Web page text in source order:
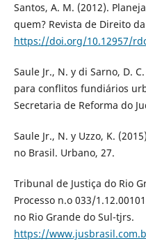
Santos, A. M. (2012).
quem? Revista de Direito
https://doi.org/10.12957/
Saule Jr., N. y di Sarno, D.
para conflitos fundiários
Secretaria de Reforma do
Saule Jr., N. y Uzzo, K.
no Brasil. Urbano, 27.
Tribunal de Justiça do Rio
Processo n.o 033/
no Rio Grande do Sul-tjrs.
https://